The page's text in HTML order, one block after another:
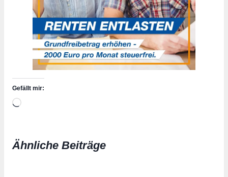
Gefällt mir:
Wird
Ähnliche Beiträge